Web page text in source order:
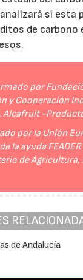
si esta
de
por
y Cooperación
-
por la Unión
la ayuda
de
de Andalucía